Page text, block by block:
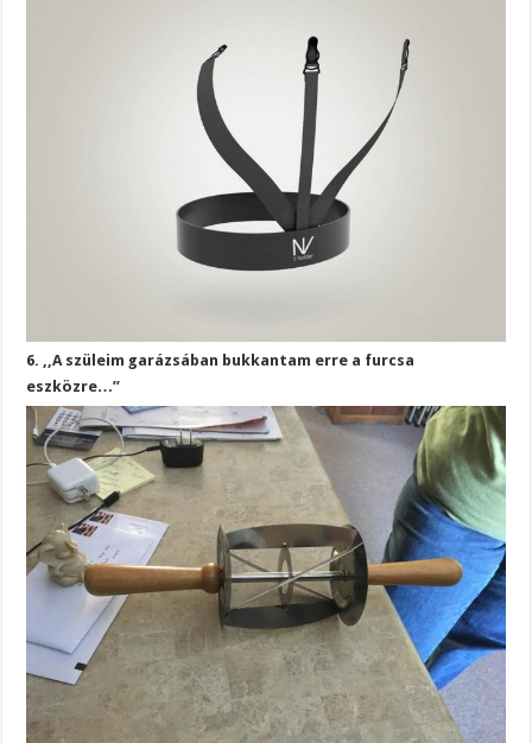
6. ,,A szüleim garázsában bukkantam erre a furcsa
eszközre…”